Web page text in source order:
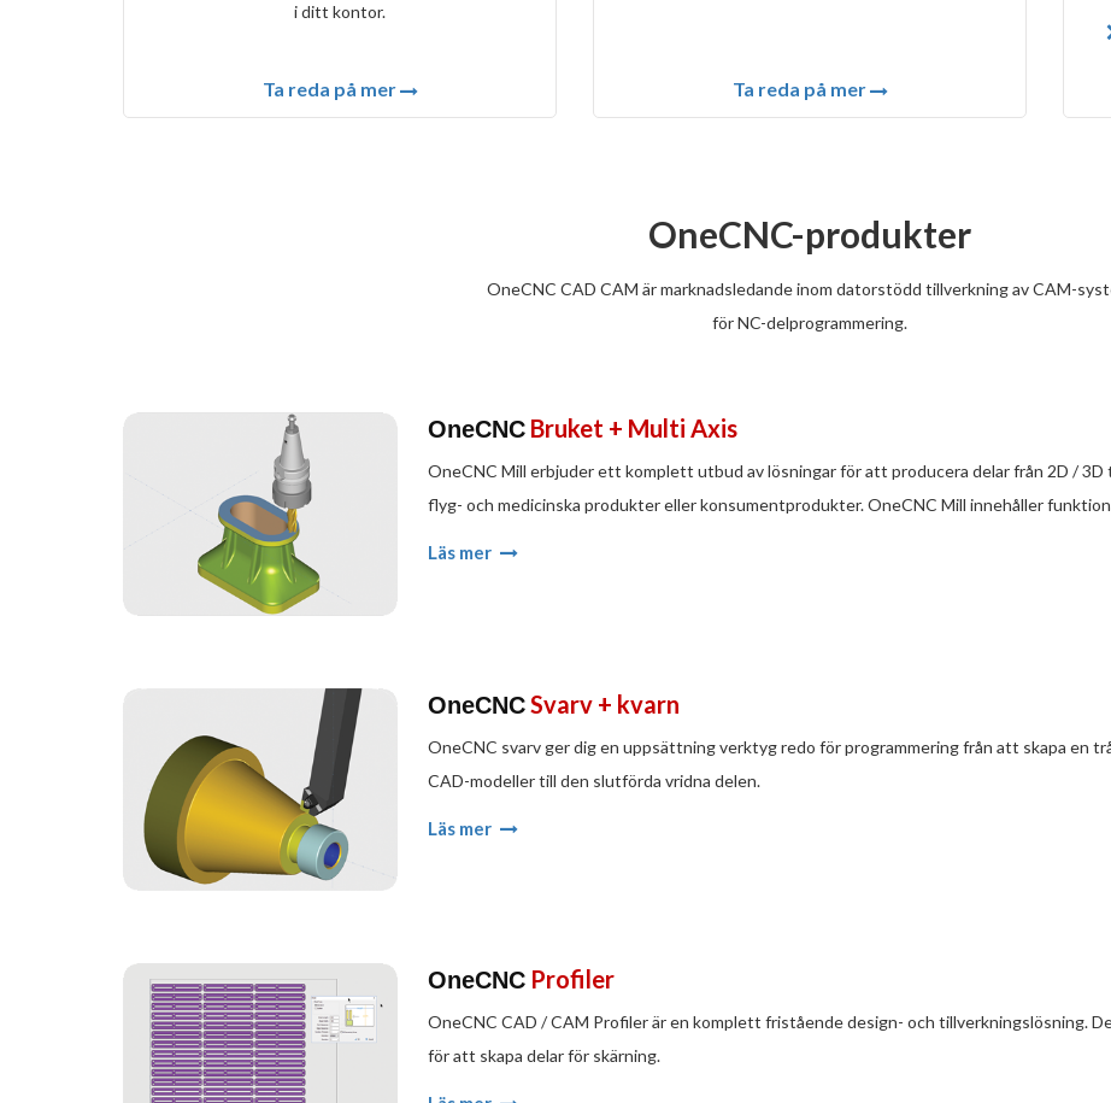
i ditt kontor.
Ta reda på mer Ta reda på mer
OneCNC-produkter
OneCNC CAD CAM är marknadsledande inom datorstödd tillverkning av CAM-
för NC-delprogrammering.
OneCNC Bruket + Multi Axis
OneCNC Mill erbjuder ett komplett utbud av lösningar för att producera delar från 2D / 3D
flyg- och medicinska produkter eller konsumentprodukter. OneCNC Mill innehåller
Läs mer
OneCNCSvarv + kvarn
OneCNC svarv ger dig en uppsättning verktyg redo för programmering från att skapa en
CAD-modeller till den slutförda vridna delen.
Läs mer
OneCNC Profiler
OneCNC CAD / CAM Profiler är en komplett fristående design- och tillverkningslösning.
för att skapa delar för skärning.